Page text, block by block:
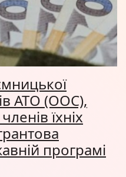
АТО (ООС),
їхніх
програмі